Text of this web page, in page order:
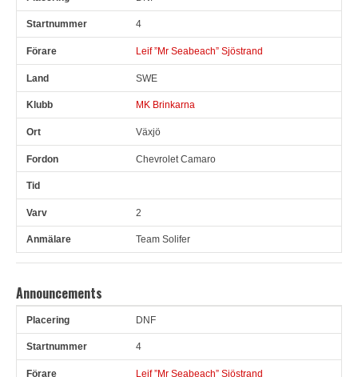
4
Leif ”Mr Seabeach” Sjöstrand
SWE
MK Brinkarna
Växjö
Chevrolet Camaro
2
Team Solifer
Announcements
Pl Snr Anledning
DNF
4
Leif ”Mr Seabeach” Sjöstrand